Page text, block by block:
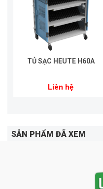
TỦ SẠC HEUTE H60A
Liên hệ
SẢN PHẨM ĐÃ XEM